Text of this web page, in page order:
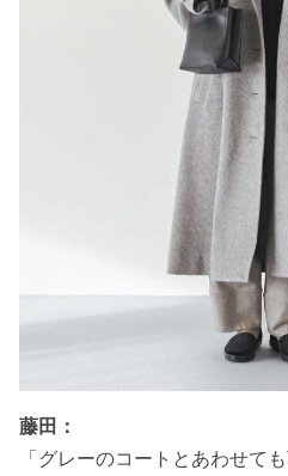
藤田：
「グレーのコートとあわせて